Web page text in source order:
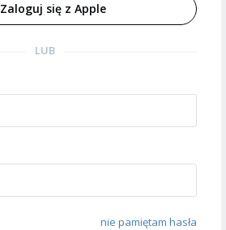
Zaloguj się z Apple
LUB
nie pamiętam hasła